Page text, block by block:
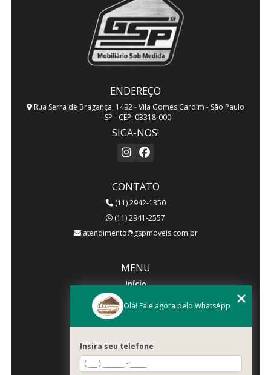
ENDEREÇO
Rua Serra de Bragança, 1492 - Vila Gomes Cardim - São Paulo
- SP - CEP: 03318-000
SIGA-NOS!
CONTATO
(11) 2942-1350
(11) 2941-2557
atendimento@gspmoveis.com.br
MENU
Início
Quem somos
Galeria
Categorias
Olá! Fale agora pelo WhatsApp
Insira seu telefone